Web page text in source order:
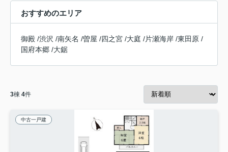
おすすめのエリア
御殿 /渋沢 /南矢名 /曽屋 /四之宮 /大庭 /片瀬海岸 /東田原 /
国府本郷 /大鋸
3棟 4件
中古一戸建